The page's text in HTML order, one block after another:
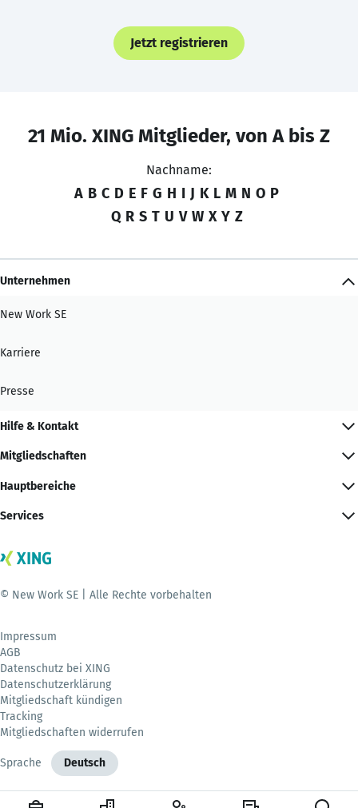
Jetzt registrieren
21 Mio. XING Mitglieder, von A bis Z
Nachname:
A B C D E F G H I J K L M N O P
Q R S T U V W X Y Z
Unternehmen
New Work SE
Karriere
Presse
Hilfe & Kontakt
Mitgliedschaften
Hauptbereiche
Services
© New Work SE | Alle Rechte vorbehalten
Impressum
AGB
Datenschutz bei XING
Datenschutzerklärung
Mitgliedschaft kündigen
Tracking
Mitgliedschaften widerrufen
Sprache Deutsch